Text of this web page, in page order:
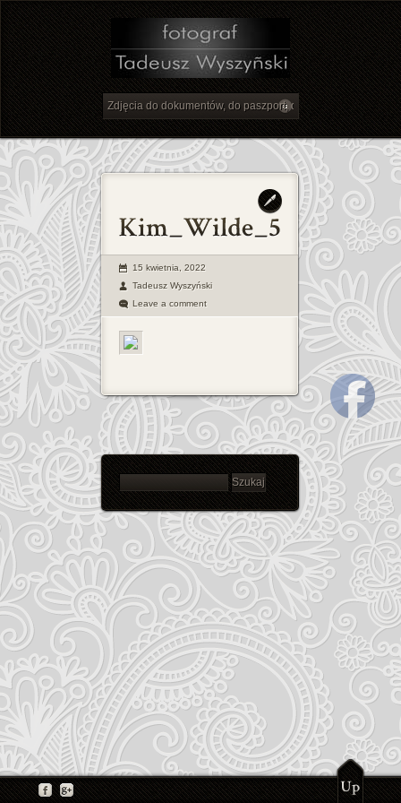
15 kwietnia, 2022
Tadeusz Wyszyński
Leave a comment